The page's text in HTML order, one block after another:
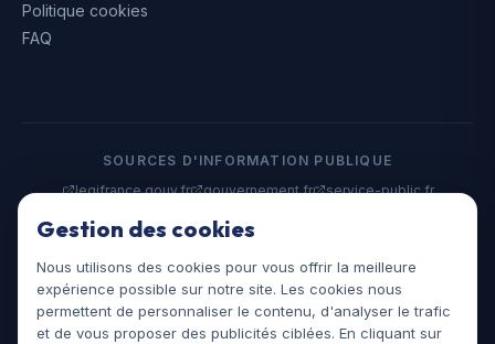
Politique cookies
FAQ
SOURCES D'INFORMATION PUBLIQUE
legifrance.gouv.fr
gouvernement.fr
service-public.fr
©2026 Assistances Juridiques. Tous droits réservés.
assistances-juridiques.fr
Gestion des cookies
Nous utilisons des cookies pour vous offrir la meilleure
expérience possible sur notre site. Les cookies nous
permettent de personnaliser le contenu, d'analyser le trafic
et de vous proposer des publicités ciblées. En cliquant sur